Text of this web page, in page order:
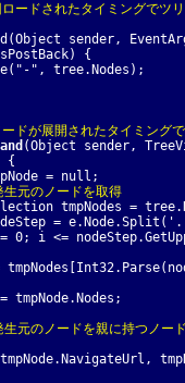
ードされたタイミングでツ
sender,
{
", tree.Nodes);
ドが展開されたタイミング
(Object sender,
{
= null;
元のノードを取得
tmpNodes =
=
i <=
元のノードを親に持つノー